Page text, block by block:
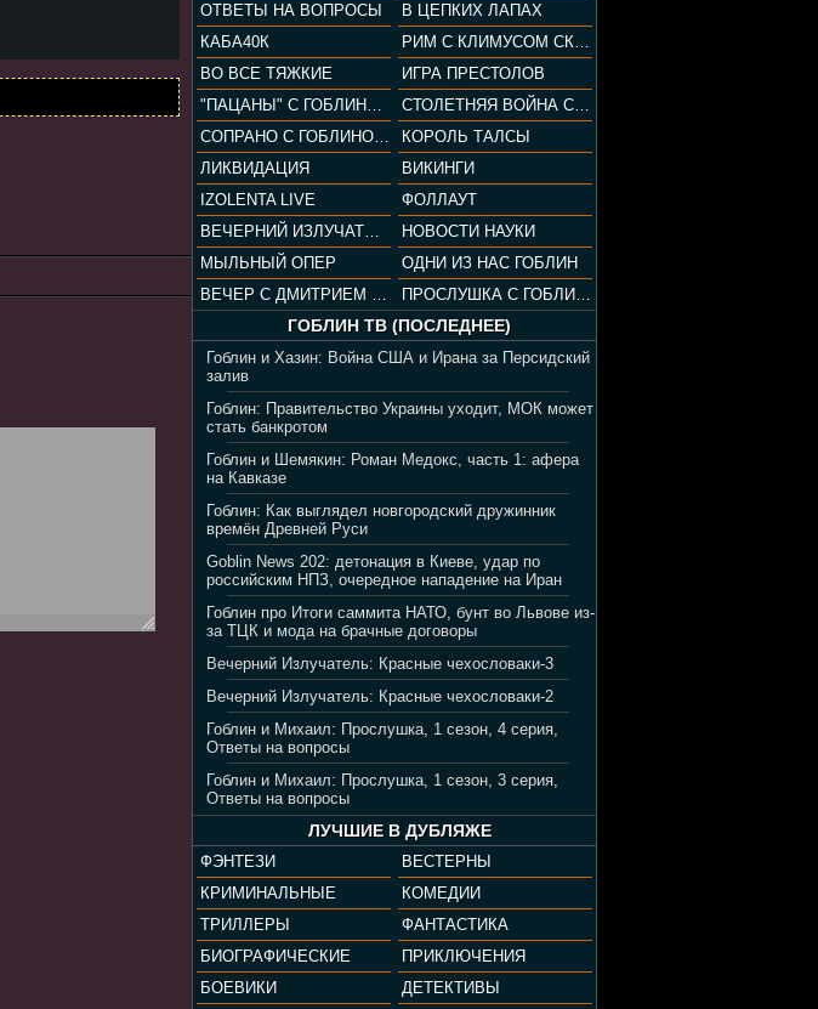
ОТВЕТЫ НА ВОПРОСЫ
В ЦЕПКИХ ЛАПАХ
КАБА40К
РИМ С КЛИМУСОМ СКАРАБЕУСОМ
ВО ВСЕ ТЯЖКИЕ
ИГРА ПРЕСТОЛОВ
"ПАЦАНЫ" С ГОБЛИНОМ
СТОЛЕТНЯЯ ВОЙНА С КЛИМОМ ЖУКОВЫМ И ГОБЛИНОМ
СОПРАНО С ГОБЛИНОМ (РАЗБОР СЕРИАЛА)
КОРОЛЬ ТАЛСЫ
ЛИКВИДАЦИЯ
ВИКИНГИ
IZOLENTA LIVE
ФОЛЛАУТ
ВЕЧЕРНИЙ ИЗЛУЧАТЕЛЬ
НОВОСТИ НАУКИ
МЫЛЬНЫЙ ОПЕР
ОДНИ ИЗ НАС ГОБЛИН
ВЕЧЕР С ДМИТРИЕМ ПУЧКОВЫМ
ПРОСЛУШКА С ГОБЛИНОМ
ГОБЛИН ТВ (ПОСЛЕДНЕЕ)
Гоблин и Хазин: Война США и Ирана за Персидский
залив
Гоблин: Правительство Украины уходит, МОК может
стать банкротом
Гоблин и Шемякин: Роман Медокс, часть 1: афера
на Кавказе
Гоблин: Как выглядел новгородский дружинник
времён Древней Руси
Goblin News 202: детонация в Киеве, удар по
российским НПЗ, очередное нападение на Иран
Гоблин про Итоги саммита НАТО, бунт во Львове из-
за ТЦК и мода на брачные договоры
Вечерний Излучатель: Красные чехословаки-3
Вечерний Излучатель: Красные чехословаки-2
Гоблин и Михаил: Прослушка, 1 сезон, 4 серия,
Ответы на вопросы
Гоблин и Михаил: Прослушка, 1 сезон, 3 серия,
Ответы на вопросы
ЛУЧШИЕ В ДУБЛЯЖЕ
ФЭНТЕЗИ
ВЕСТЕРНЫ
КРИМИНАЛЬНЫЕ
КОМЕДИИ
ТРИЛЛЕРЫ
ФАНТАСТИКА
БИОГРАФИЧЕСКИЕ
ПРИКЛЮЧЕНИЯ
БОЕВИКИ
ДЕТЕКТИВЫ